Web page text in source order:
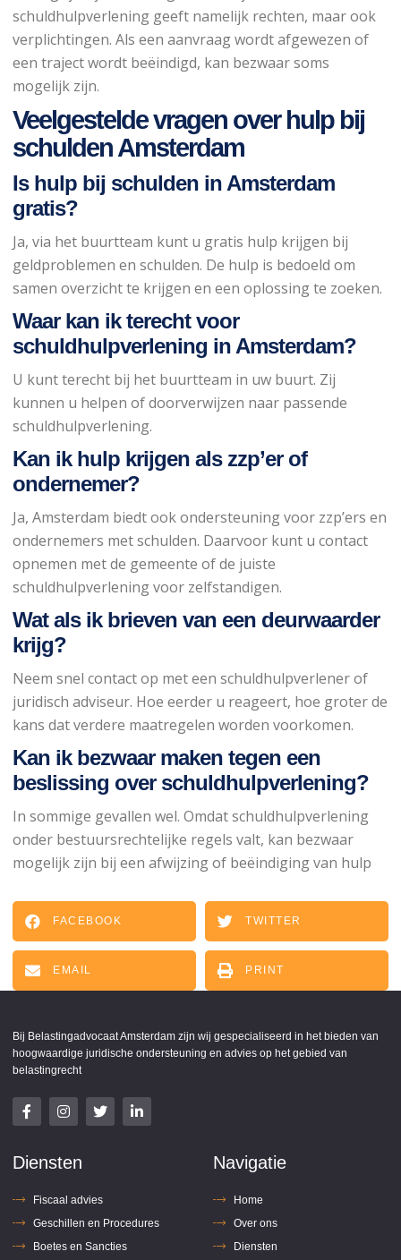
schuldhulpverlening geeft namelijk rechten, maar ook
verplichtingen. Als een aanvraag wordt afgewezen of
een traject wordt beëindigd, kan bezwaar soms
mogelijk zijn.
Veelgestelde vragen over hulp bij
schulden Amsterdam
Is hulp bij schulden in Amsterdam
gratis?
Ja, via het buurtteam kunt u gratis hulp krijgen bij
geldproblemen en schulden. De hulp is bedoeld om
samen overzicht te krijgen en een oplossing te zoeken.
Waar kan ik terecht voor
schuldhulpverlening in Amsterdam?
U kunt terecht bij het buurtteam in uw buurt. Zij
kunnen u helpen of doorverwijzen naar passende
schuldhulpverlening.
Kan ik hulp krijgen als zzp’er of
ondernemer?
Ja, Amsterdam biedt ook ondersteuning voor zzp’ers en
ondernemers met schulden. Daarvoor kunt u contact
opnemen met de gemeente of de juiste
schuldhulpverlening voor zelfstandigen.
Wat als ik brieven van een deurwaarder
krijg?
Neem snel contact op met een schuldhulpverlener of
juridisch adviseur. Hoe eerder u reageert, hoe groter de
kans dat verdere maatregelen worden voorkomen.
Kan ik bezwaar maken tegen een
beslissing over schuldhulpverlening?
In sommige gevallen wel. Omdat schuldhulpverlening
onder bestuursrechtelijke regels valt, kan bezwaar
mogelijk zijn bij een afwijzing of beëindiging van hulp
FACEBOOK TWITTER
EMAIL PRINT
Bij Belastingadvocaat Amsterdam zijn wij gespecialiseerd in het bieden van
hoogwaardige juridische ondersteuning en advies op het gebied van
belastingrecht
Diensten
Fiscaal advies
Geschillen en Procedures
Boetes en Sancties
Navigatie
Home
Over ons
Diensten